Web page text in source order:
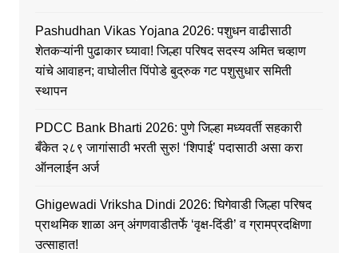
Pashudhan Vikas Yojana 2026: पशुधन वाढीसाठी
शेतकऱ्यांनी पुढाकार घ्यावा! जिल्हा परिषद सदस्य अमित चव्हाण
यांचे आवाहन; वाघोलीत पिंपोडे बुद्रुक गट पशुसुधार समिती
स्थापन
PDCC Bank Bharti 2026: पुणे जिल्हा मध्यवर्ती सहकारी
बँकेत २८९ जागांसाठी भरती सुरु! ‘शिपाई’ पदासाठी असा करा
ऑनलाईन अर्ज
Ghigewadi Vriksha Dindi 2026: घिगेवाडी जिल्हा परिषद
प्राथमिक शाळा अन् अंगणवाडीतर्फे ‘वृक्ष-दिंडी’ व ग्रामप्रदक्षिणा
उत्साहात!